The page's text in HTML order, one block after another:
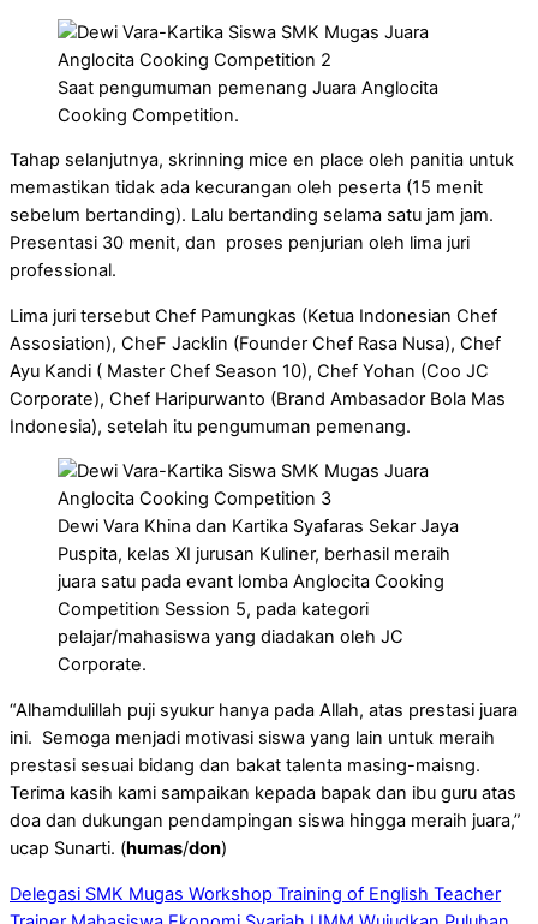
Saat pengumuman pemenang Juara Anglocita
Cooking Competition.
Tahap selanjutnya, skrinning mice en place oleh panitia untuk
memastikan tidak ada kecurangan oleh peserta (15 menit
sebelum bertanding). Lalu bertanding selama satu jam jam.
Presentasi 30 menit, dan proses penjurian oleh lima juri
professional.
Lima juri tersebut Chef Pamungkas (Ketua Indonesian Chef
Assosiation), CheF Jacklin (Founder Chef Rasa Nusa), Chef
Ayu Kandi ( Master Chef Season 10), Chef Yohan (Coo JC
Corporate), Chef Haripurwanto (Brand Ambasador Bola Mas
Indonesia), setelah itu pengumuman pemenang.
Dewi Vara Khina dan Kartika Syafaras Sekar Jaya
Puspita, kelas XI jurusan Kuliner, berhasil meraih
juara satu pada evant lomba Anglocita Cooking
Competition Session 5, pada kategori
pelajar/mahasiswa yang diadakan oleh JC
Corporate.
“Alhamdulillah puji syukur hanya pada Allah, atas prestasi juara
ini. Semoga menjadi motivasi siswa yang lain untuk meraih
prestasi sesuai bidang dan bakat talenta masing-maisng.
Terima kasih kami sampaikan kepada bapak dan ibu guru atas
doa dan dukungan pendampingan siswa hingga meraih juara,”
ucap Sunarti. (humas/don)
Delegasi SMK Mugas Workshop Training of English Teacher